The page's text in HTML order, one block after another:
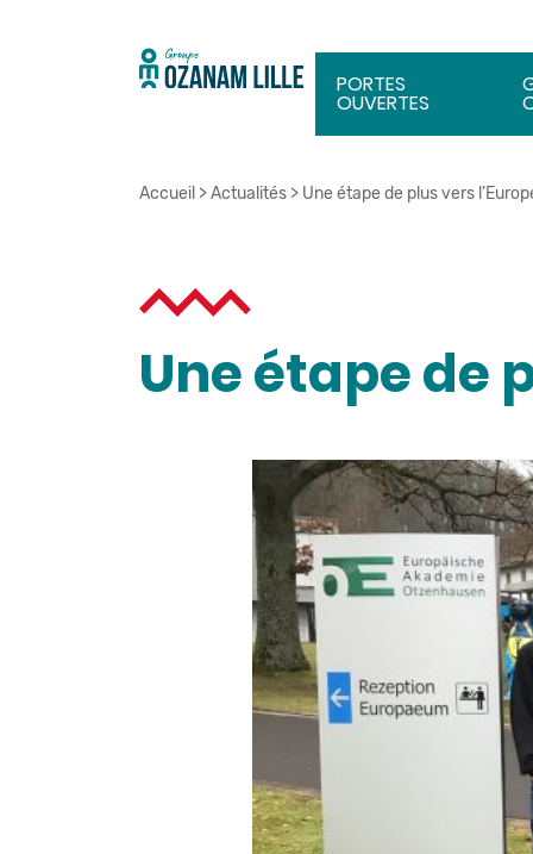
PORTES
OUVERTES
Accueil >Actualités > Une étape de plus vers
Une étape de